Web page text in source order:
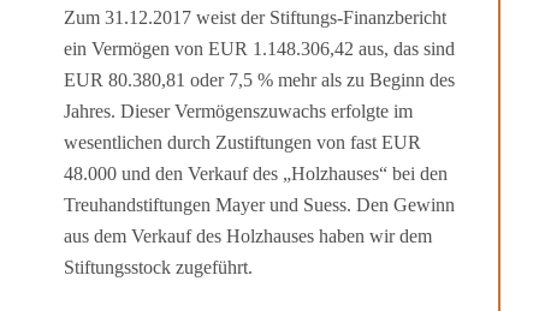
Zum 31.12.2017 weist der Stiftungs-Finanzbericht
ein Vermögen von EUR 1.148.306,42 aus, das sind
EUR 80.380,81 oder 7,5 % mehr als zu Beginn des
Jahres. Dieser Vermögens­zuwachs erfolgte im
wesentlichen durch Zustiftungen von fast EUR
48.000 und den Verkauf des „Holz­hauses“ bei den
Treuhandstiftungen Mayer und Suess. Den Gewinn
aus dem Verkauf des Holz­hauses haben wir dem
Stiftungsstock zugeführt.